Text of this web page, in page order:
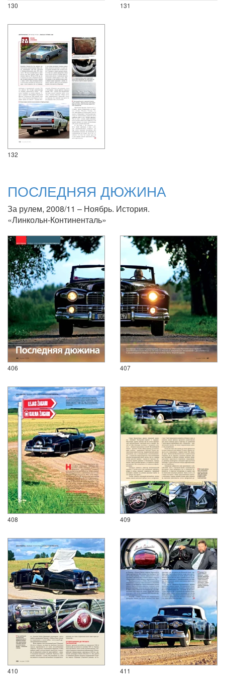
130 131
132
ПОСЛЕДНЯЯ ДЮЖИНА
За рулем, 2008/11 – Ноябрь. История.
«Линкольн-Континенталь»
406 407
408 409
410 411